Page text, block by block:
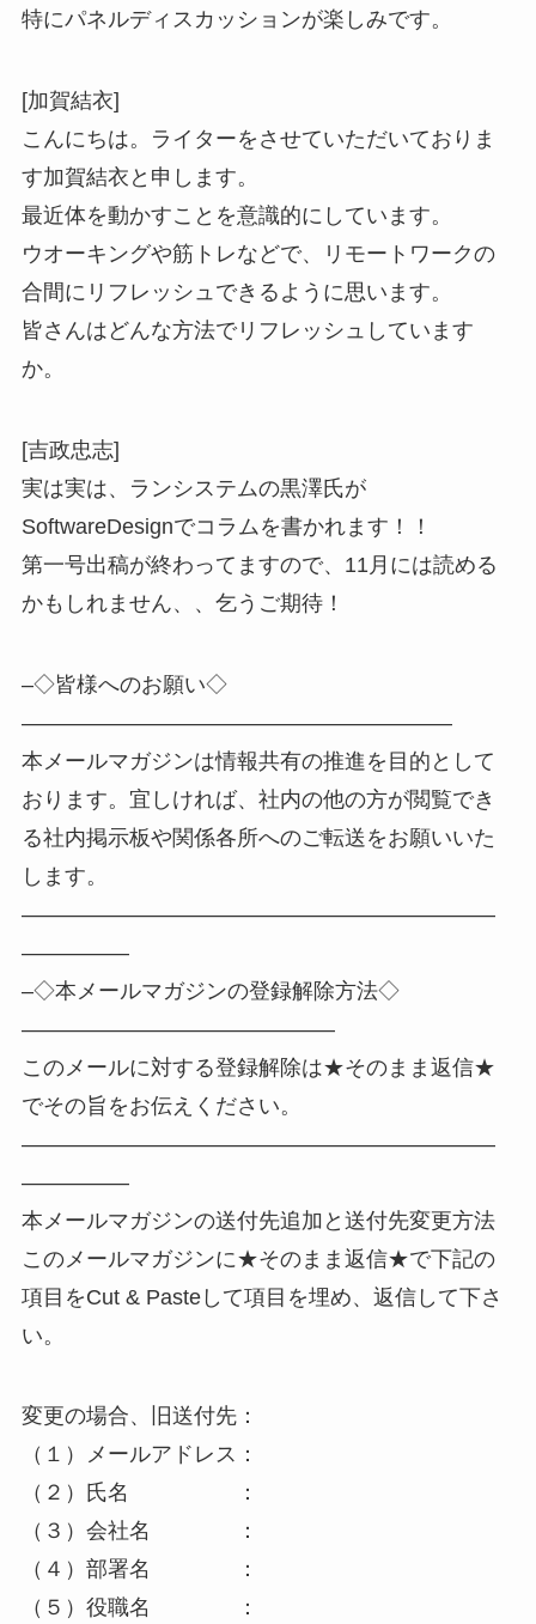
特にパネルディスカッションが楽しみです。
[加賀結衣]
こんにちは。ライターをさせていただいておりま
す加賀結衣と申します。
最近体を動かすことを意識的にしています。
ウオーキングや筋トレなどで、リモートワークの
合間にリフレッシュできるように思います。
皆さんはどんな方法でリフレッシュしています
か。
[吉政忠志]
実は実は、ランシステムの黒澤氏が
SoftwareDesignでコラムを書かれます！！
第一号出稿が終わってますので、11月には読める
かもしれません、、乞うご期待！
–◇皆様へのお願い◇
————————————————————
本メールマガジンは情報共有の推進を目的として
おります。宜しければ、社内の他の方が閲覧でき
る社内掲示板や関係各所へのご転送をお願いいた
します。
——————————————————————
—————
–◇本メールマガジンの登録解除方法◇
——————————————–
このメールに対する登録解除は★そのまま返信★
でその旨をお伝えください。
——————————————————————
—————
本メールマガジンの送付先追加と送付先変更方法
このメールマガジンに★そのまま返信★で下記の
項目をCut & Pasteして項目を埋め、返信して下さ
い。
変更の場合、旧送付先：
（１）メールアドレス：
（２）氏名 ：
（３）会社名 ：
（４）部署名 ：
（５）役職名 ：